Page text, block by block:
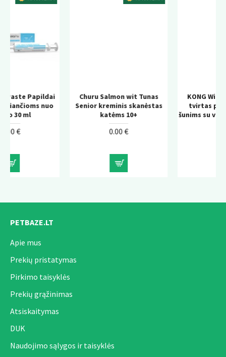
nuo
Churu Salmon wit Tunas
Senior kreminis skanėstas
KONG Wild Knots Bear
tvirtas pliušinis žaislas
šunims su virvės
PETBAZE.LT
Apie mus
Prekių pristatymas
Pirkimo taisyklės
Prekių grąžinimas
Atsiskaitymas
DUK
Naudojimo sąlygos ir taisyklės